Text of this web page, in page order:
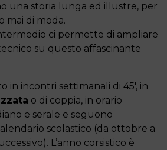
una storia lunga ed illustre, per
mai di moda.
ci permette di ampliare
su questo affascinante
in incontri settimanali di 45′, in
o di coppia, in orario
e serale e seguono
scolastico (da ottobre a
L’anno corsistico è